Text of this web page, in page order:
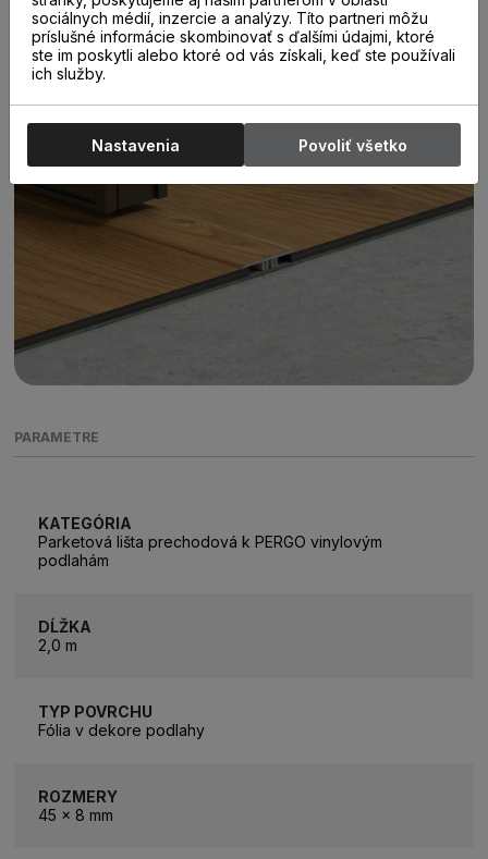
PARAMETRE
KATEGÓRIA
Parketová lišta prechodová k PERGO vinylovým
podlahám
DĹŽKA
2,0 m
TYP POVRCHU
Fólia v dekore podlahy
ROZMERY
45 x 8 mm
sociálnych médií, inzercie a analýzy. Títo partneri môžu
príslušné informácie skombinovať s ďalšími údajmi, ktoré
ste im poskytli alebo ktoré od vás získali, keď ste používali
ich služby.
Nastavenia Povoliť všetko